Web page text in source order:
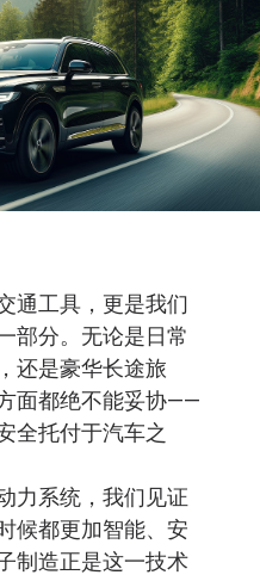
通工具，更是我们
部分。无论是日常
还是豪华长途旅
面都绝不能妥协——
全托付于汽车之
力系统，我们见证
候都更加智能、安
制造正是这一技术